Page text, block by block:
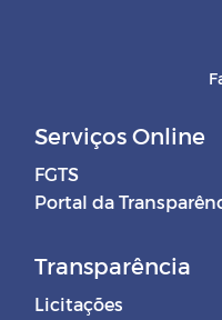
Serviços Online
FGTS
Portal da
Transparência
Licitações